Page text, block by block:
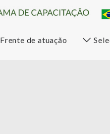
Frente de atuação